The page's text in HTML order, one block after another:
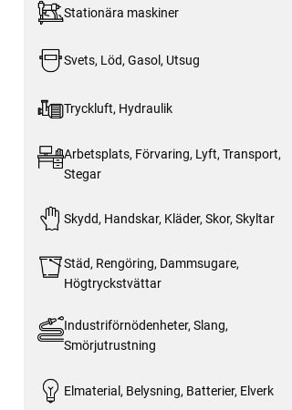
Stationära maskiner
Svets, Löd, Gasol, Utsug
Tryckluft, Hydraulik
Arbetsplats, Förvaring, Lyft, Transport,
Stegar
Skydd, Handskar, Kläder, Skor, Skyltar
Städ, Rengöring, Dammsugare,
Högtryckstvättar
Industriförnödenheter, Slang,
Smörjutrustning
Elmaterial, Belysning, Batterier, Elverk